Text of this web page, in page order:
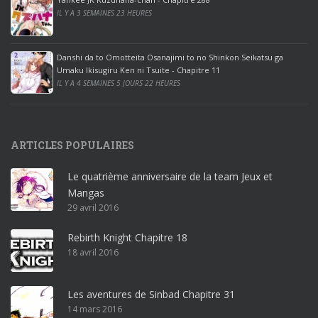
i
c
e
2
0
1
r
o
ff
i
c
e
3
IL Y A 3 SEMAINES 23 HEURES
Danshi da to Omotteita Osanajimi to no Shinkon Seikatsu ga
Umaku Ikisugiru Ken ni Tsuite - Chapitre 11
IL Y A 4 SEMAINES 5 JOURS 22 HEURES
ARTICLES POPULAIRES
Le quatrième anniversaire de la team Jeux et
Mangas
29 avril 2016
Rebirth Knight Chapitre 18
18 avril 2016
Les aventures de Sinbad Chapitre 31
14 mars 2016